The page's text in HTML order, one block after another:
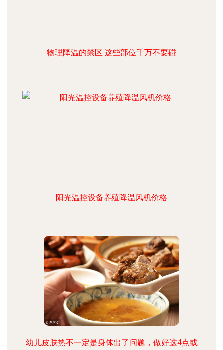
物理降温的禁区 这些部位千万不要碰
阳光温控设备养殖降温风机价格
幼儿皮肤热不一定是身体出了问题，做好这4点或